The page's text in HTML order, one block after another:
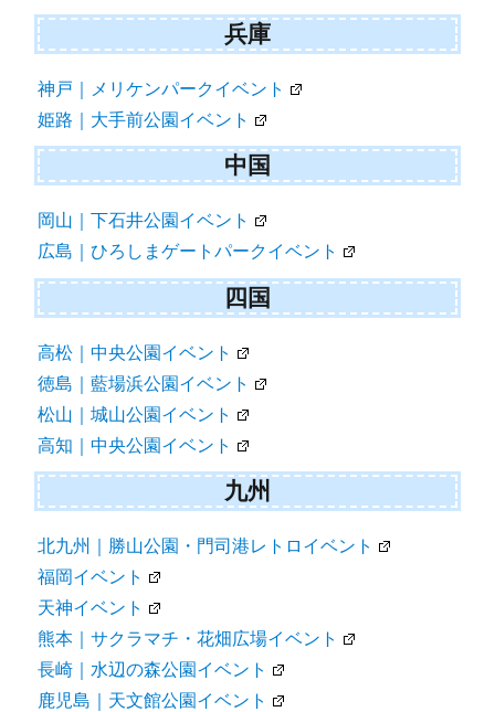
兵庫
神戸｜メリケンパークイベント
姫路｜大手前公園イベント
中国
岡山｜下石井公園イベント
広島｜ひろしまゲートパークイベント
四国
高松｜中央公園イベント
徳島｜藍場浜公園イベント
松山｜城山公園イベント
高知｜中央公園イベント
九州
北九州｜勝山公園・門司港レトロイベント
福岡イベント
天神イベント
熊本｜サクラマチ・花畑広場イベント
長崎｜水辺の森公園イベント
鹿児島｜天文館公園イベント